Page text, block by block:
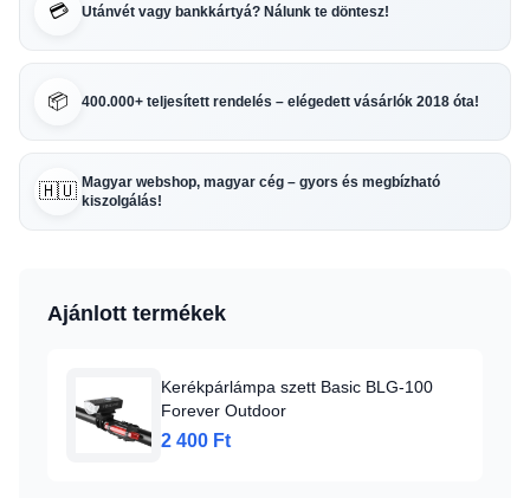
💳 Utánvét vagy bankkártyá? Nálunk te döntesz!
📦 400.000+ teljesített rendelés – elégedett vásárlók 2018 óta!
🇭🇺 Magyar webshop, magyar cég – gyors és megbízható
kiszolgálás!
Ajánlott termékek
Kerékpárlámpa szett Basic BLG-100
Forever Outdoor
2 400 Ft